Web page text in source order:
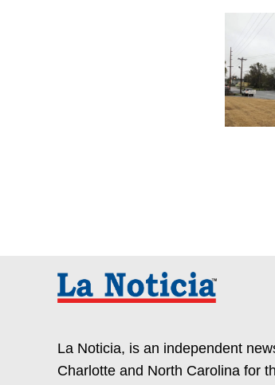
La Noticia, is an independent
Charlotte and North Carolina for